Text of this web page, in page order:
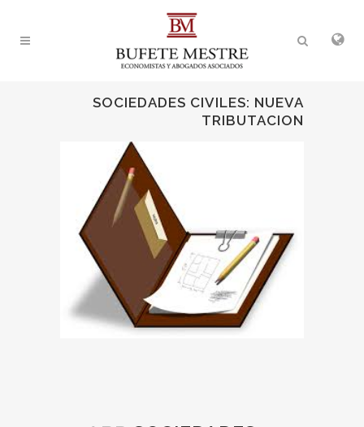
SOCIEDADES CIVILES: NUEVA
TRIBUTACION